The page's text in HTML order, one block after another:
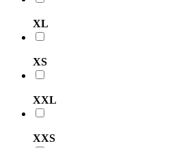
XL
XS
XXL
XXS